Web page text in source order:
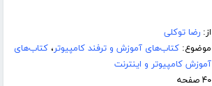
از:رضا توکلی
موضوع:کتاب‌های آموزش و ترفند کامپیوتر،کتاب‌های
آموزش کامپیوتر و اینترنت
۴۰ صفحه